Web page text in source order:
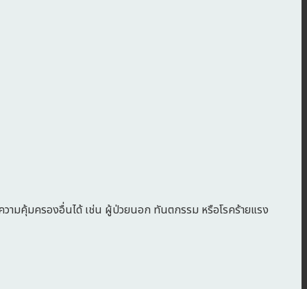
วามคุ้มครองอื่นได้ เช่น ผู้ป่วยนอก ทันตกรรม หรือโรคร้ายแรง